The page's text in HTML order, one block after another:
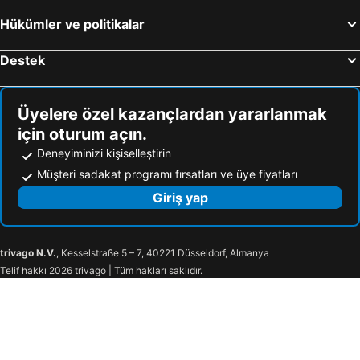
Hükümler ve politikalar
Destek
Üyelere özel kazançlardan yararlanmak
için oturum açın.
Deneyiminizi kişiselleştirin
Müşteri sadakat programı fırsatları ve üye fiyatları
Giriş yap
trivago N.V., Kesselstraße 5 – 7, 40221 Düsseldorf, Almanya
Telif hakkı 2026 trivago | Tüm hakları saklıdır.